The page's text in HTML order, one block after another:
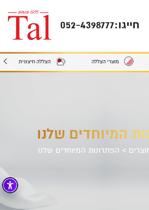
חייגו:052-4398777
מוצרי הצללה הצללה חיצונית
המיוחדים שלנו
> הפתרונות המיוחדים שלנו